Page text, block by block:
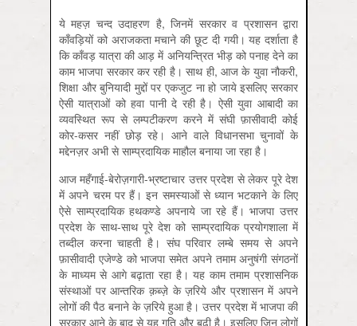
ये महज़ चन्द उदाहरण है, जिनमें सरकार व प्रशासन द्वारा
काँवड़ियों को अराजकता मचाने की छूट दी गयी। यह दर्शाता है
कि काँवड़ यात्रा की आड़ में अनियन्त्रित भीड़ को पनाह देने का
काम भाजपा सरकार कर रही है। साथ ही, आज के युवा नौकरी,
शिक्षा और बुनियादी मुद्दों पर एकजुट ना हो जाये इसलिए सरकार
ऐसी यात्राओं को हवा पानी दे रही है। ऐसी युवा आबादी का
व्यवस्थित रूप से लम्पटीकरण करने में संघी फ़ासीवादी कोई
कोर-कसर नहीं छोड़ रहे। आने वाले विधानसभा चुनावों के
मद्देनज़र अभी से साम्प्रदायिक माहौल बनाया जा रहा है।
आज महँगाई-बेरोज़गारी-भ्रष्टाचार उत्तर प्रदेश से लेकर पूरे देश
में अपने चरम पर हैं। इन समस्याओं से ध्यान भटकाने के लिए
ऐसे साम्प्रदायिक हथकण्डे अपनाये जा रहे हैं। भाजपा उत्तर
प्रदेश के साथ-साथ पूरे देश को साम्प्रदायिक प्रयोगशाला में
तब्दील करना चाहती है। संघ परिवार लम्बे समय से अपने
फ़ासीवादी एजेण्डे को भाजपा समेत अपने तमाम अनुषंगी संगठनों
के माध्यम से आगे बढ़ाता रहा है। यह काम तमाम प्रशासनिक
संस्थाओं पर आन्तरिक क़ब्ज़े के ज़रिये और प्रशासन में अपने
लोगों की पैठ बनाने के ज़रिये हुआ है। उत्तर प्रदेश में भाजपा की
सरकार आने के बाद से यह गति और बढ़ी है। इसलिए जिन लोगों